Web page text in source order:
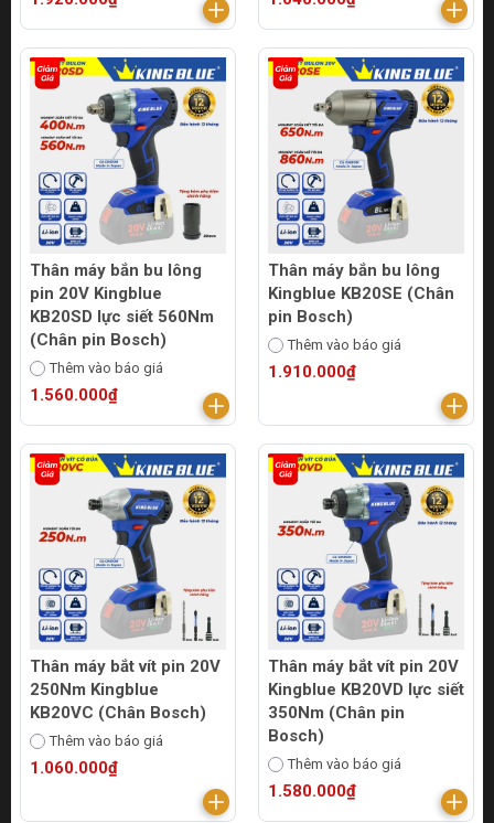
Thân máy bắn bu lông
pin 20V Kingblue
KB20SD lực siết 560Nm
(Chân pin Bosch)
Thêm vào báo giá
1.560.000₫
Thân máy bắn bu lông
Kingblue KB20SE (Chân
pin Bosch)
Thêm vào báo giá
1.910.000₫
Thân máy bắt vít pin 20V
250Nm Kingblue
KB20VC (Chân Bosch)
Thêm vào báo giá
1.060.000₫
Thân máy bắt vít pin 20V
Kingblue KB20VD lực siết
350Nm (Chân pin
Bosch)
Thêm vào báo giá
1.580.000₫